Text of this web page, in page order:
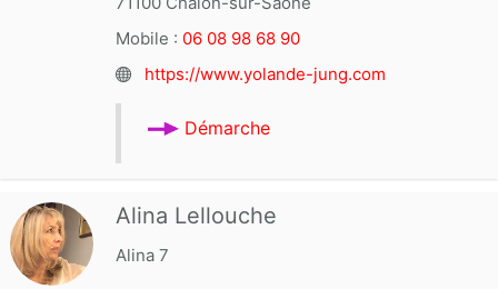
Mobile : 06 08 98 68 90
https://www.yolande-jung.com
Démarche
Alina Lellouche
Alina 7